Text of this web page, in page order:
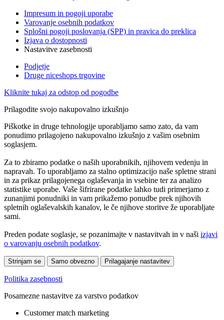
Impresum in pogoji uporabe
Varovanje osebnih podatkov
Splošni pogoji poslovanja (SPP) in pravica do preklica
Izjava o dostopnosti
Nastavitve zasebnosti
Podjetje
Druge niceshops trgovine
Kliknite tukaj za odstop od pogodbe
Prilagodite svojo nakupovalno izkušnjo
Piškotke in druge tehnologije uporabljamo samo zato, da vam
ponudimo prilagojeno nakupovalno izkušnjo z vašim osebnim
soglasjem.
Za to zbiramo podatke o naših uporabnikih, njihovem vedenju in
napravah. To uporabljamo za stalno optimizacijo naše spletne strani
in za prikaz prilagojenega oglaševanja in vsebine ter za analizo
statistike uporabe. Vaše šifrirane podatke lahko tudi primerjamo z
zunanjimi ponudniki in vam prikažemo ponudbe prek njihovih
spletnih oglaševalskih kanalov, le če njihove storitve že uporabljate
sami.
Preden podate soglasje, se pozanimajte v nastavitvah in v naši izjavi
o varovanju osebnih podatkov.
Strinjam se Samo obvezno Prilagajanje nastavitev
Politika zasebnosti
Posamezne nastavitve za varstvo podatkov
Customer match marketing